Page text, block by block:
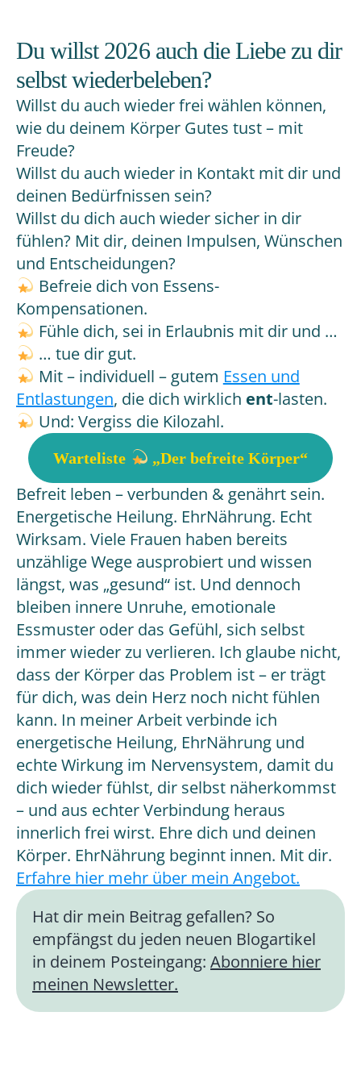
Du willst 2026 auch die Liebe zu dir
selbst wiederbeleben?
Willst du auch wieder frei wählen können,
wie du deinem Körper Gutes tust – mit
Freude?
Willst du auch wieder in Kontakt mit dir und
deinen Bedürfnissen sein?
Willst du dich auch wieder sicher in dir
fühlen? Mit dir, deinen Impulsen, Wünschen
und Entscheidungen?
Befreie dich von Essens-
Kompensationen.
Fühle dich, sei in Erlaubnis mit dir und …
… tue dir gut.
Mit – individuell – gutem Essen und
Entlastungen, die dich wirklich ent-lasten.
Und: Vergiss die Kilozahl.
Warteliste „Der befreite Körper“
Befreit leben – verbunden & genährt sein.
Energetische Heilung. EhrNährung. Echt
Wirksam. Viele Frauen haben bereits
unzählige Wege ausprobiert und wissen
längst, was „gesund“ ist. Und dennoch
bleiben innere Unruhe, emotionale
Essmuster oder das Gefühl, sich selbst
immer wieder zu verlieren. Ich glaube nicht,
dass der Körper das Problem ist – er trägt
für dich, was dein Herz noch nicht fühlen
kann. In meiner Arbeit verbinde ich
energetische Heilung, EhrNährung und
echte Wirkung im Nervensystem, damit du
dich wieder fühlst, dir selbst näherkommst
– und aus echter Verbindung heraus
innerlich frei wirst. Ehre dich und deinen
Körper. EhrNährung beginnt innen. Mit dir.
Erfahre hier mehr über mein Angebot.
Hat dir mein Beitrag gefallen? So
empfängst du jeden neuen Blogartikel
in deinem Posteingang: Abonniere hier
meinen Newsletter.